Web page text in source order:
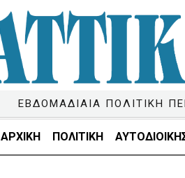
ΕΒΔΟΜΑΔΙΑΙΑ ΠΟΛΙΤΙΚΗ
ΑΡΧΙΚΗ ΠΟΛΙΤΙΚΗ